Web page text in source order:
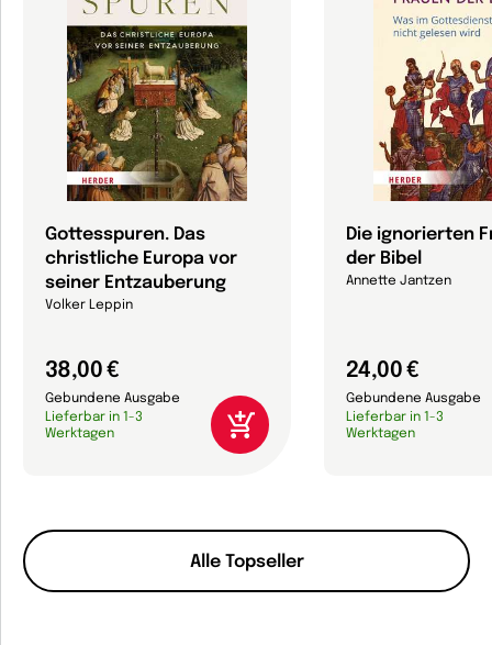
Alle Topseller
Gottesspuren. Das
christliche Europa vor
seiner Entzauberung
Volker Leppin
38,00 €
Gebundene Ausgabe
Lieferbar in 1-3
Werktagen
Die ignorierten
der Bibel
Annette Jantzen
24,00 €
Gebundene Ausgabe
Lieferbar in 1-3
Werktagen